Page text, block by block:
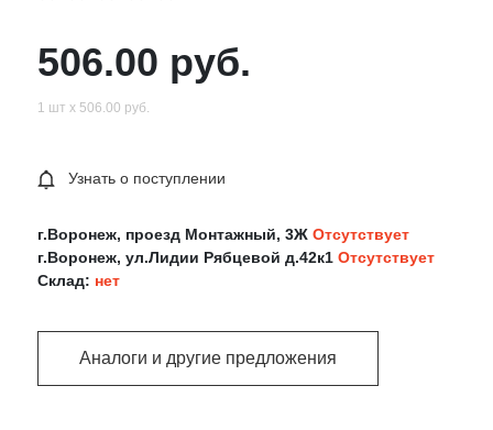
506.00 руб.
1 шт х 506.00 руб.
Узнать о поступлении
г.Воронеж, проезд Монтажный, 3Ж Отсутствует
г.Воронеж, ул.Лидии Рябцевой д.42к1 Отсутствует
Склад: нет
Аналоги и другие предложения